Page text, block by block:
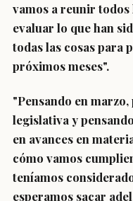
vamos a reunir
evaluar lo que han
todas las cosas para
próximos meses".
"Pensando en marzo,
legislativa y
en avances en
cómo vamos
teníamos
esperamos sacar